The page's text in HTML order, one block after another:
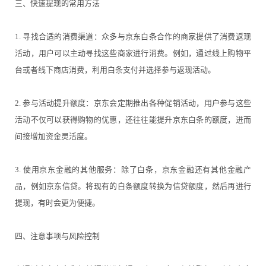
三、快速提现的常用方法
1. 寻找合适的消费渠道：众多与京东白条合作的商家提供了消费返现
活动，用户可以主动寻找这些商家进行消费。例如，通过线上购物平
台或者线下商店消费，利用白条支付并选择参与返现活动。
2. 参与活动提升额度：京东会定期推出各种促销活动，用户参与这些
活动不仅可以获得购物的优惠，还往往能提升京东白条的额度，进而
间接增加资金灵活度。
3. 使用京东金融的其他服务：除了白条，京东金融还有其他金融产
品，例如京东信贷。将现有的白条额度转换为信贷额度，然后再进行
提现，有时会更为便捷。
四、注意事项与风险控制